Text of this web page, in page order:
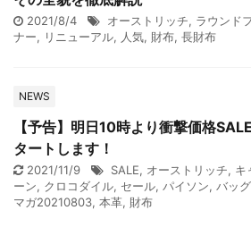
2021/8/4 オーストリッチ, ラウンド
ナー, リニューアル, 人気, 財布, 長財布
NEWS
【予告】明日10時より衝撃価格
タートします！
2021/11/9 SALE, オーストリッチ, キ
ーン, クロコダイル, セール, パイソン, バッグ
マガ20210803, 本革, 財布